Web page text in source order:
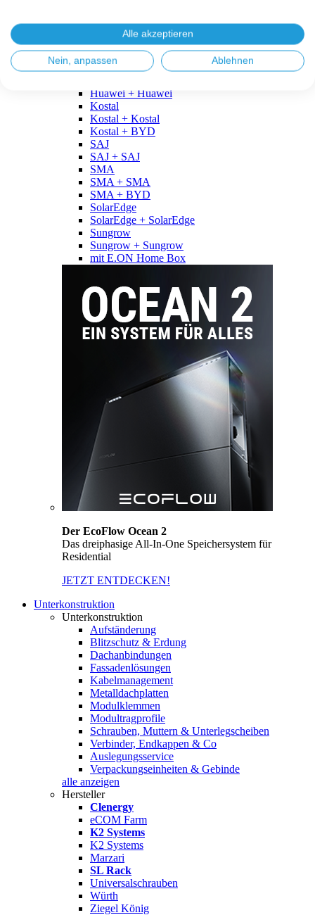
Fronius + BYD
GoodWe
GoodWe + GoodWe
GoodWe + BYD
Huawei + Huawei
Kostal
Kostal + Kostal
Kostal + BYD
SAJ
SAJ + SAJ
SMA
SMA + SMA
SMA + BYD
SolarEdge
SolarEdge + SolarEdge
Sungrow
Sungrow + Sungrow
mit E.ON Home Box
Der EcoFlow Ocean 2
Das dreiphasige All-In-One Speichersystem für
Residential
JETZT ENTDECKEN!
Unterkonstruktion
Unterkonstruktion
Aufständerung
Blitzschutz & Erdung
Dachanbindungen
Fassadenlösungen
Kabelmanagement
Metalldachplatten
Modulklemmen
Modultragprofile
Schrauben, Muttern & Unterlegscheiben
Verbinder, Endkappen & Co
Auslegungsservice
Verpackungseinheiten & Gebinde
alle anzeigen
Hersteller
Clenergy
eCOM Farm
K2 Systems
K2 Systems
Marzari
SL Rack
Universalschrauben
Würth
Ziegel König
Alle akzeptieren
Nein, anpassen Ablehnen